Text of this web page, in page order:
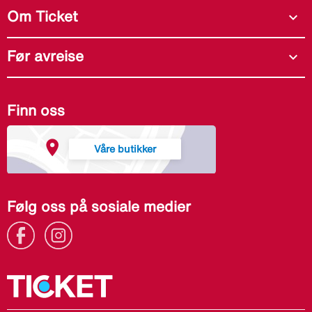
Om Ticket expand_more
Før avreise expand_more
Finn oss
Våre butikker
Følg oss på sosiale medier